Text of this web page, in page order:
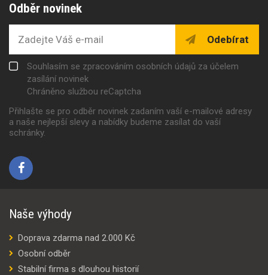
Odběr novinek
Odebírat
Souhlasím se zpracováním osobních údajů za účelem
zasílání novinek
Chráněno službou reCaptcha
Přihlašte se pro odběr novinek zadaním vaší e-mailové adresy
a naše nejlepší slevy a nabídky budeme zasílat do vaší
schránky.
Naše výhody
Doprava zdarma nad 2.000 Kč
Osobní odběr
Stabilní firma s dlouhou historií